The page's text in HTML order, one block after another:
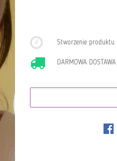
Stworzenie produktu
DARMOWA